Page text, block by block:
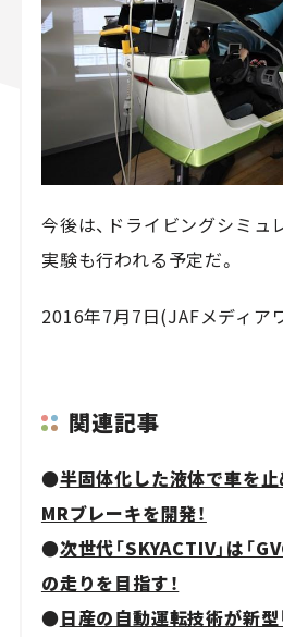
今後は、ドライビングシミュ
実験も行われる予定だ。
2016年7月7日(JAFメディア
関連記事
●半固体化した液体で車を
MRブレーキを開発！
●次世代「SKYACTIV」は「
の走りを目指す！
●日産の自動運転技術が新型